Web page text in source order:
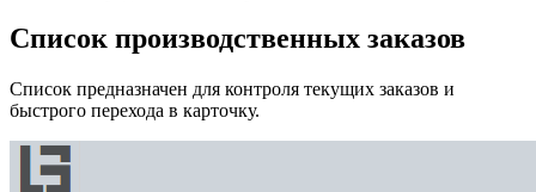
Список производственных заказов
Список предназначен для контроля текущих заказов и
быстрого перехода в карточку.